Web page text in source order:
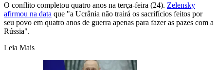
O conflito completou quatro anos na terça-feira (24). Zelensky
afirmou na data que "a Ucrânia não trairá os sacrifícios feitos por
seu povo em quatro anos de guerra apenas para fazer as pazes com a
Rússia".
Leia Mais